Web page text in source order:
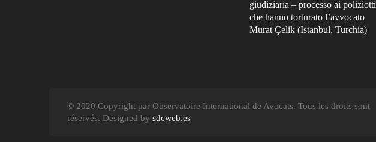
giudiziaria – processo ai poliziotti
che hanno torturato l’avvocato
Murat Çelik (Istanbul, Turchia)
© 2020 Copyright par Observatoire International de Avocats. Tous les droits sont
réservés. Designed bysdcweb.es